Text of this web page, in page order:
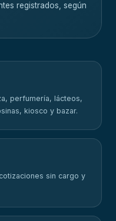
registrados, según
perfumería, lácteos,
kiosco y bazar.
sin cargo y